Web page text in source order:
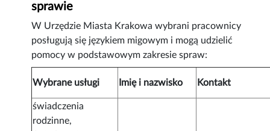
sprawie
W Urzędzie Miasta Krakowa wybrani pracownicy
posługują się językiem migowym i mogą udzielić
pomocy w podstawowym zakresie spraw:
Wybrane usługi Imię i nazwisko Kontakt
świadczenia
rodzinne,